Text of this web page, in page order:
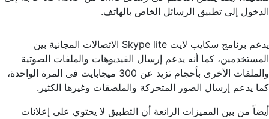
الدخول إلى تطبيق الرسائل الخاص بالهاتف.
يدعم برنامج سكايب لايت Skype lite الاتصالات المجانية بين
المستخدمين، كما أنه يدعم إرسال الفيديوهات والملفات الصوتية
والملفات الأخرى بأحجام تزيد عن 300 ميجابايت فى المرة الواحدة،
كما يدعم إرسال الصور المتحركة والملصقات وغيرها الكثير.
أيضاً من بين المميزات الرائعة أن التطبيق لا يحتوي على إعلانات